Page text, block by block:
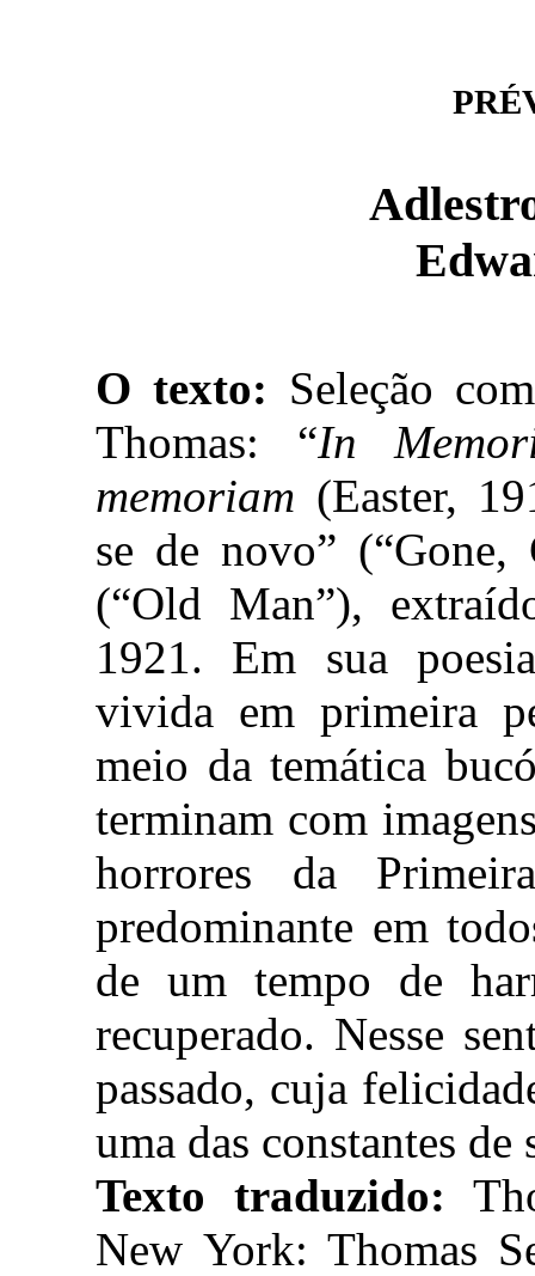
O texto: Seleção
Thomas: “In
memoriam (Easter,
se de novo” (“Gone,
(“Old Man”),
1921. Em sua
vivida em primeira
meio da temática
terminam com
horrores da
predominante em
de um tempo de
recuperado. Nesse
passado, cuja
uma das constantes de
Texto traduzido:
New York: Thomas